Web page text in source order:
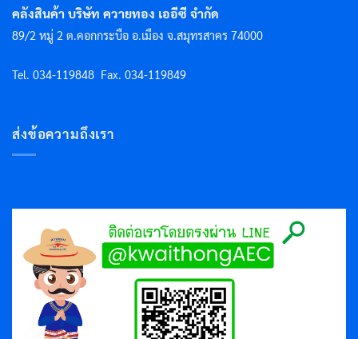
คลังสินค้า บริษัท ควายทอง เออีซี จำกัด
89/2 หมู่ 2 ต.คอกกระบือ อ.เมือง จ.สมุทรสาคร 74000
Tel. 034-119848 Fax. 034-119849
ส่งข้อความถึงเรา